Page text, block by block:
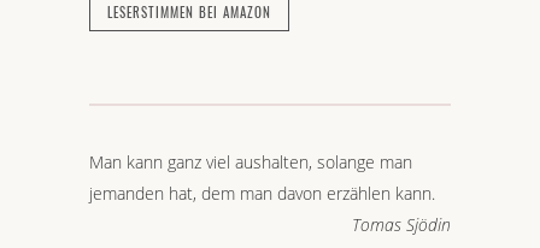
LESERSTIMMEN BEI AMAZON
Man kann ganz viel aushalten, solange man
jemanden hat, dem man davon erzählen kann.
Tomas Sjödin